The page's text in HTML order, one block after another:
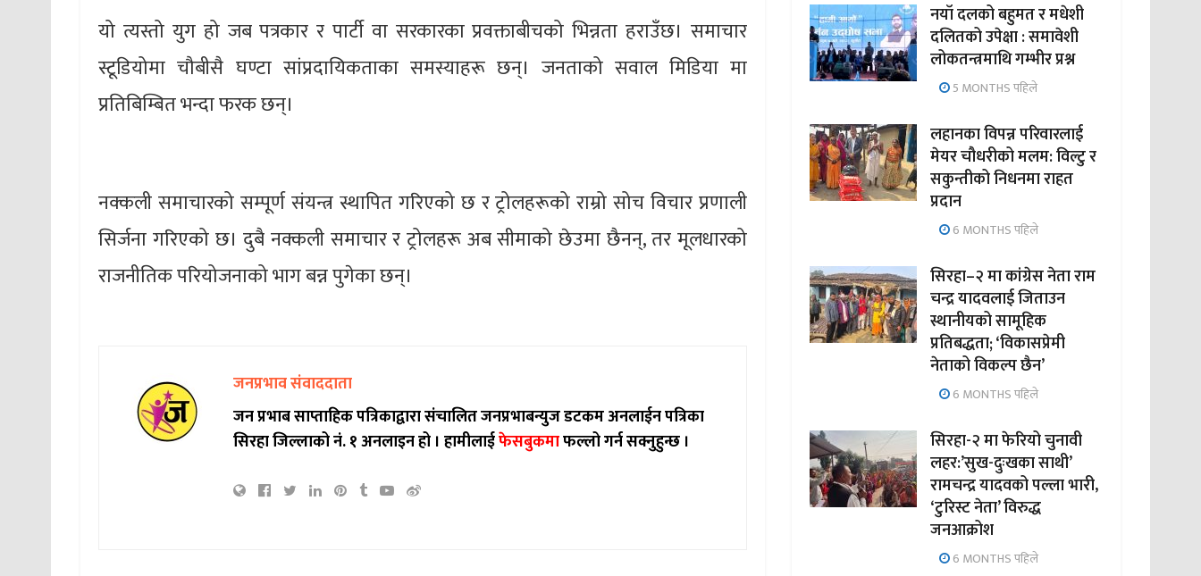
यो त्यस्तो युग हो जब पत्रकार र पार्टी वा सरकारका प्रवक्ताबीचको भिन्नता हराउँछ। समाचार
स्टूडियोमा चौबीसै घण्टा सांप्रदायिकताका समस्याहरू छन्। जनताको सवाल मिडिया मा
प्रतिबिम्बित भन्दा फरक छन्।
नक्कली समाचारको सम्पूर्ण संयन्त्र स्थापित गरिएको छ र ट्रोलहरूको राम्रो सोच विचार प्रणाली
सिर्जना गरिएको छ। दुबै नक्कली समाचार र ट्रोलहरू अब सीमाको छेउमा छैनन्, तर मूलधारको
राजनीतिक परियोजनाको भाग बन्न पुगेका छन्।
जनप्रभाव संवाददाता
जन प्रभाब साप्ताहिक पत्रिकाद्वारा संचालित जनप्रभाबन्युज डटकम अनलाईन पत्रिका
सिरहा जिल्लाको नं. १ अनलाइन हो ।हामीलाईफेसबुकमाफल्लो गर्न सक्नुहुन्छ ।
नयाँ दलको बहुमत र मधेशी
दलितको उपेक्षा : समावेशी
लोकतन्त्रमाथि गम्भीर प्रश्न
5 MONTHS पहिले
लहानका विपन्न परिवारलाई
मेयर चौधरीको मलम: विल्टु र
सकुन्तीको निधनमा राहत
प्रदान
6 MONTHS पहिले
सिरहा–२ मा कांग्रेस नेता राम
चन्द्र यादवलाई जिताउन
स्थानीयको सामूहिक
प्रतिबद्धता; ‘विकासप्रेमी
नेताको विकल्प छैन’
6 MONTHS पहिले
सिरहा-२ मा फेरियो चुनावी
लहर:’सुख-दुःखका साथी’
रामचन्द्र यादवको पल्ला भारी,
‘टुरिस्ट नेता’ विरुद्ध
जनआक्रोश
6 MONTHS पहिले